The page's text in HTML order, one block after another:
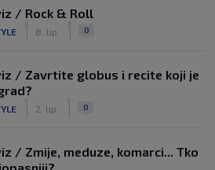
/ Rock & Roll
8. lip. 0
/ Zavrtite globus i recite koji je
2. lip. 0
/ Zmije, meduze, komarci... Tko